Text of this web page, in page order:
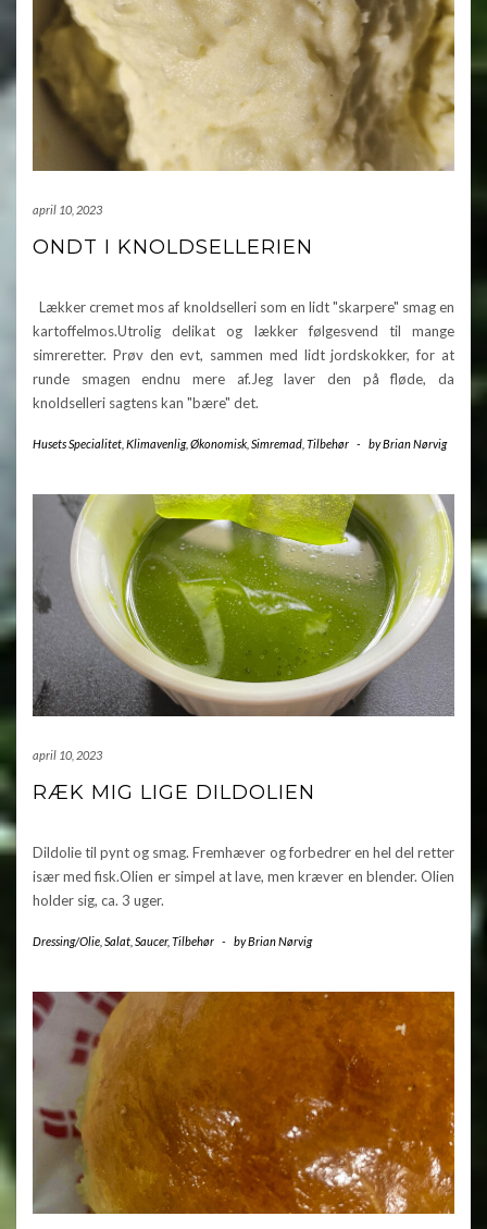
april 10, 2023
ONDT I KNOLDSELLERIEN
Lækker cremet mos af knoldselleri som en lidt "skarpere" smag en
kartoffelmos.Utrolig delikat og lækker følgesvend til mange
simreretter. Prøv den evt, sammen med lidt jordskokker, for at
runde smagen endnu mere af.Jeg laver den på fløde, da
knoldselleri sagtens kan "bære" det.
Husets Specialitet Klimavenlig, Økonomisk Simremad Tilbehør - byBrian Nørvig
april 10, 2023
RÆK MIG LIGE DILDOLIEN
Dildolie til pynt og smag. Fremhæver og forbedrer en hel del retter
især med fisk.Olien er simpel at lave, men kræver en blender. Olien
holder sig, ca. 3 uger.
Dressing/Olie Salat Saucer, Tilbehør - byBrian Nørvig